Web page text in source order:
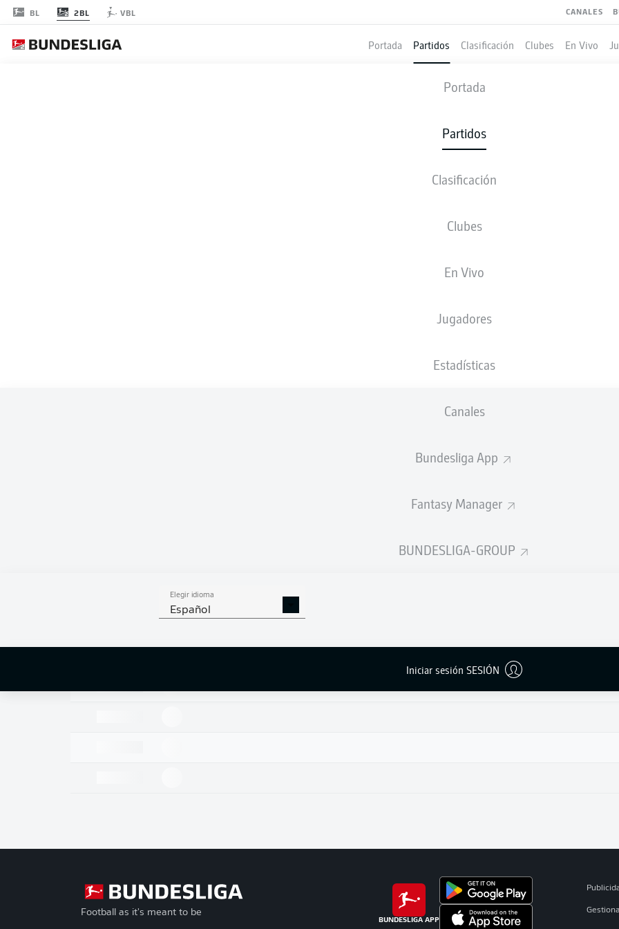
BL 2BL VBL CANALES
Portada Partidos Clasificación Clubes En Vivo
Portada
Partidos
Clasificación
Clubes
En Vivo
Jugadores
Estadísticas
Canales
Bundesliga App
Fantasy Manager
BUNDESLIGA-GROUP
Elegir idioma
Español
Iniciar sesión SESIÓN
GREUTHER FÜRTH - HAMBURG
1 1
ALINEACIONES ESTADÍSTICAS
Football as it's meant to be
BUNDESLIGA APP